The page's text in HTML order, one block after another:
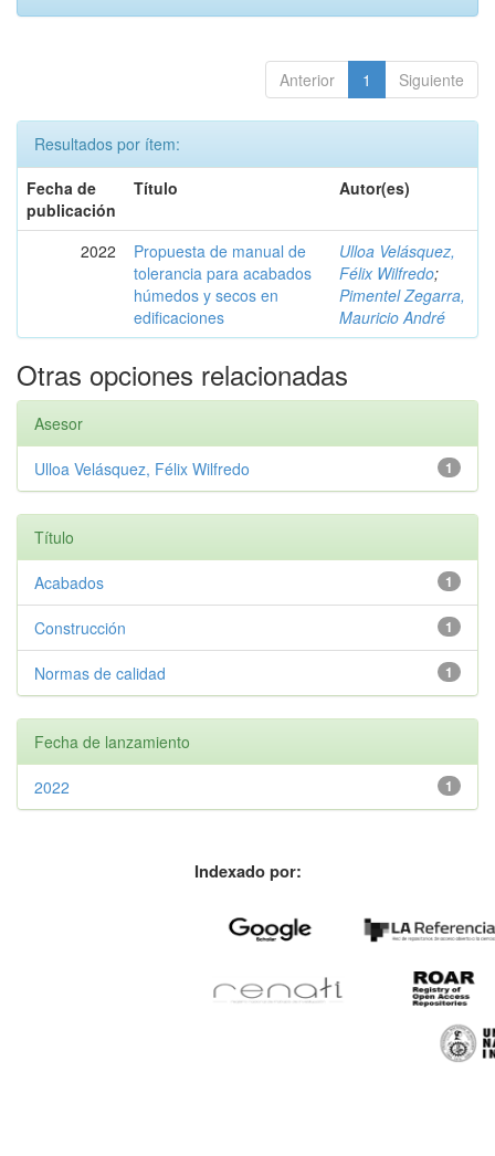
Anterior 1 Siguiente
Resultados por ítem:
Fecha de
publicación
Título Autor(es)
2022
Propuesta de manual de
tolerancia para acabados
húmedos y secos en
edificaciones
Ulloa Velásquez,
Félix Wilfredo;
Pimentel Zegarra,
Mauricio André
Otras opciones relacionadas
Asesor
1
Ulloa Velásquez, Félix Wilfredo
Título
1
Acabados
1
Construcción
1
Normas de calidad
Fecha de lanzamiento
1
2022
Indexado por: